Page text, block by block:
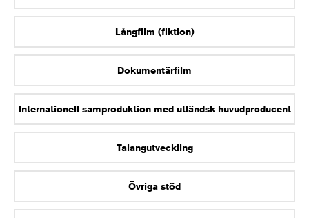
Långfilm (fiktion)
Dokumentärfilm
Internationell samproduktion med utländsk huvudproducent
Talangutveckling
Övriga stöd